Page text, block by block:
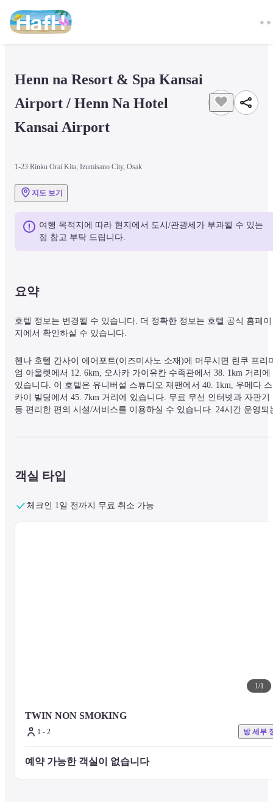
Henn na Resort & Spa Kansai
Airport / Henn Na Hotel
Kansai Airport
1-23 Rinku Orai Kita, Izumisano City, Osak
지도 보기
여행 목적지에 따라 현지에서 도시/관광세가 부과될 수 있는
점 참고 부탁 드립니다.
요약
호텔 정보는 변경될 수 있습니다. 더 정확한 정보는 호텔 공식 홈페이
지에서 확인하실 수 있습니다.
헨나 호텔 간사이 에어포트(이즈미사노 소재)에 머무시면 린쿠 프리
엄 아울렛에서 12. 6km, 오사카 가이유칸 수족관에서 38. 1km 거리에
있습니다. 이 호텔은 유니버설 스튜디오 재팬에서 40. 1km, 우메다 스
카이 빌딩에서 45. 7km 거리에 있습니다. 무료 무선 인터넷과 자판기
등 편리한 편의 시설/서비스를 이용하실 수 있습니다. 24시간 운영되
를 즐겨보세요. 매일 07:00 ~ 09:00에는 유료로 일본식 아침 식사를 이
용하실 수 있습니다. 98개의 객실에는 냉장고 및 평면 TV 등이 갖추
상태를 유지하고 케이블 프로그램을 시청하실 수 있습니다. 욕조와
객실 타입
체크인 1일 전까지 무료 취소 가능
1/1
TWIN NON SMOKING
1 - 2 방 세부
예약 가능한 객실이 없습니다